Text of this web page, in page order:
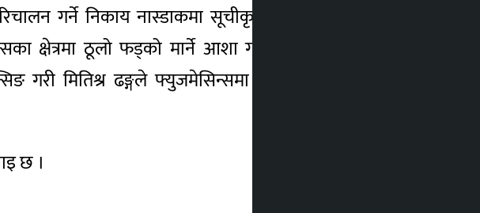
गर्ने निकाय नास्डाकमा सूचीकृत भएर कारोबार गर्न पाउनु
क्षेत्रमा ठूलो फड्को मार्ने आशा गरेको छु ।’ सम्झौताअनुसार
गरी मितिश्र ढङ्गले फ्युजमेसिन्समा १९.४४ मिलियन डलरसम्म
छ ।